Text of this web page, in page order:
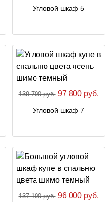
Угловой шкаф 5
139 700 руб.97 800 руб.
Угловой шкаф 7
137 100 руб.96 000 руб.